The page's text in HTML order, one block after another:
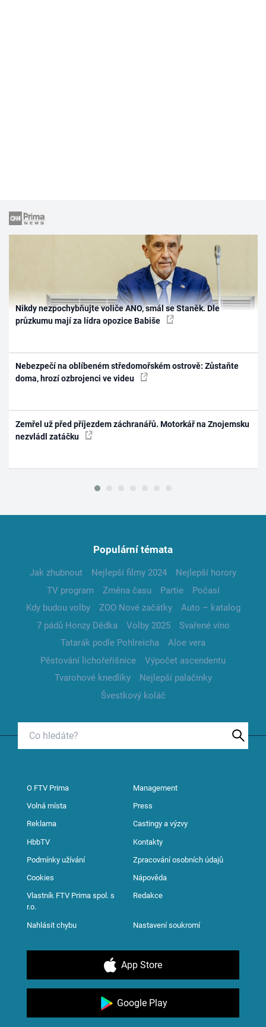
Nikdy nezpochybňujte voliče ANO, smál se Staněk. Dle
průzkumu mají za lídra opozice Babiše
Nebezpečí na oblíbeném středomořském ostrově: Zůstaňte
doma, hrozí ozbrojenci ve videu
Zemřel už před příjezdem záchranářů. Motorkář na Znojemsku
nezvládl zatáčku
Populární témata
Jak zhubnout Nejlepší filmy 2024
Nejlepší horory
TV program
Změna času Partie
Počasí
Kdy budou volby
ZOO Nové začátky
Auto – katalog
7 pádů Honzy Dědka
Volby 2025
Svařené víno
Tatarák podle Pohlreicha
Aloe vera
Pěstování lichořeřišnice
Výpočet ascendentu
Tvarohové knedlíky
Nejlepší palačinky
Švestkový koláč
O FTV Prima Management
Volná místa Press
Reklama Castingy a výzvy
HbbTV Kontakty
Podmínky užívání Zpracování osobních údajů
Cookies Nápověda
Vlastník FTV Prima spol. s
r.o.
Redakce
Nahlásit chybu Nastavení soukromí
App Store
Google Play